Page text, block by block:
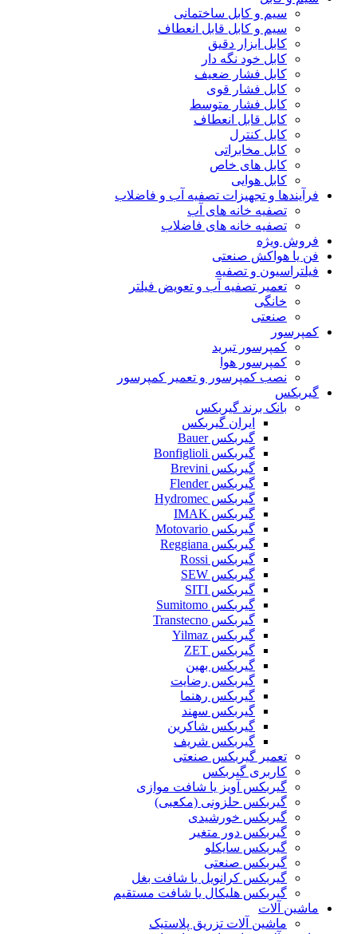
سیم و کابل ساختمانی
سیم و کابل قابل انعطاف
کابل ابزار دقیق
کابل خود نگه دار
کابل فشار ضعیف
کابل فشار قوی
کابل فشار متوسط
کابل قابل انعطاف
کابل کنترل
کابل مخابراتی
کابل های خاص
کابل هوایی
فرآیندها و تجهیزات تصفیه آب و فاضلاب
تصفیه خانه های آب
تصفیه خانه های فاضلاب
فروش ویژه
فن یا هواکش صنعتی
فیلتراسیون و تصفیه
تعمیر تصفیه آب و تعویض فیلتر
خانگی
صنعتی
کمپرسور
کمپرسور تبرید
کمپرسور هوا
نصب کمپرسور و تعمیر کمپرسور
گیربکس
بانک برند گیربکس
ایران گیربکس
گیربکس Bauer
گیربکس Bonfiglioli
گیربکس Brevini
گیربکس Flender
گیربکس Hydromec
گیربکس IMAK
گیربکس Motovario
گیربکس Reggiana
گیربکس Rossi
گیربکس SEW
گیربکس SITI
گیربکس Sumitomo
گیربکس Transtecno
گیربکس Yilmaz
گیربکس ZET
گیربکس بهین
گیربکس رضایت
گیربکس رهنما
گیربکس سهند
گیربکس شاکرین
گیربکس شریف
تعمیر گیربکس صنعتی
کاربری گیربکس
گیربکس آویز یا شافت موازی
گیربکس حلزونی (مکعبی)
گیربکس خورشیدی
گیربکس دور متغیر
گیربکس سایکلو
گیربکس صنعتی
گیربکس کرانویل یا شافت بغل
گیربکس هلیکال یا شافت مستقیم
ماشین آلات
ماشین آلات تزریق پلاستیک